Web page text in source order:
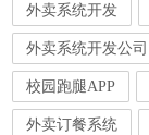
外卖系统开发
外卖系统开发公司
校园跑腿APP
外卖订餐系统